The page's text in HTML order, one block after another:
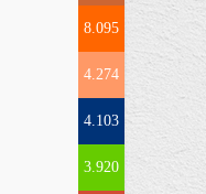
8.095
4.274
4.103
3.920